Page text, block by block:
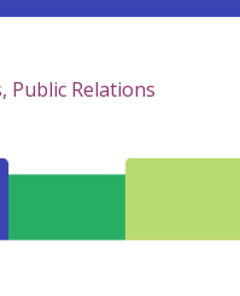
, Public Relations